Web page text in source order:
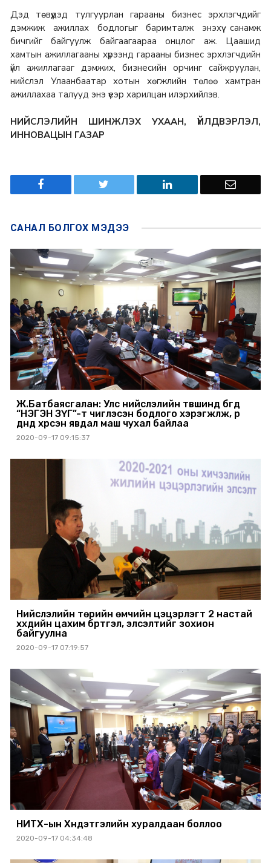
Дэд төвүүдэд тулгуурлан гарааны бизнес эрхлэгчдийг
дэмжиж ажиллах бодлогыг баримталж энэхүү санамж
бичгийг байгуулж байгаагаараа онцлог аж. Цаашид
хамтын ажиллагааны хүрээнд гарааны бизнес эрхлэгчдийн
үйл ажиллагааг дэмжих, бизнесийн орчинг сайжруулан,
нийслэл Улаанбаатар хотын хөгжлийн төлөө хамтран
ажиллахаа талууд энэ үеэр харилцан илэрхийлэв.
НИЙСЛЭЛИЙН ШИНЖЛЭХ УХААН, ҮЙЛДВЭРЛЭЛ,
ИННОВАЦЫН ГАЗАР
САНАЛ БОЛГОХ МЭДЭЭ
Ж.Батбаясгалан: Улс нийслэлийн түвшинд бүгд
“НЭГЭН ЗҮГ”-т чиглэсэн бодлого хэрэгжүүлж, үр
дүнд хүрсэн явдал маш чухал байлаа
2020-09-17 09:15:37
Нийслэлийн төрийн өмчийн цэцэрлэгт 2 настай
хүүхдийн цахим бүртгэл, элсэлтийг зохион
байгуулна
2020-09-17 07:19:57
НИТХ-ын Хүндэтгэлийн хуралдаан боллоо
2020-09-17 04:34:48